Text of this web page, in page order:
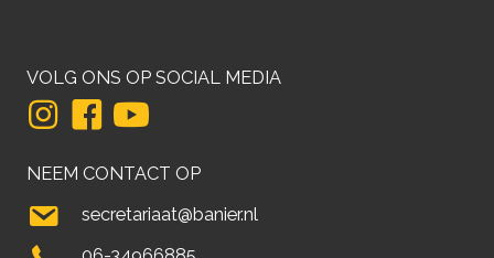
VOLG ONS OP SOCIAL MEDIA
NEEM CONTACT OP
secretariaat@banier.nl